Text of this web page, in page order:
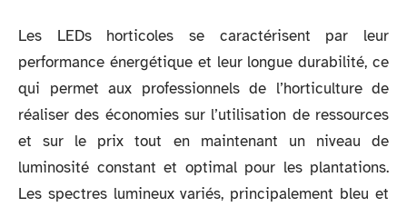
Les LEDs horticoles se caractérisent par leur
performance énergétique et leur longue durabilité, ce
qui permet aux professionnels de l’horticulture de
réaliser des économies sur l’utilisation de ressources
et sur le prix tout en maintenant un niveau de
luminosité constant et optimal pour les plantations.
Les spectres lumineux variés, principalement bleu et